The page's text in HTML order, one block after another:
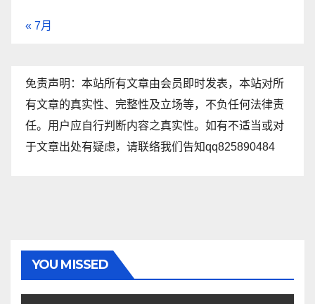
« 7月
免责声明：本站所有文章由会员即时发表，本站对所
有文章的真实性、完整性及立场等，不负任何法律责
任。用户应自行判断内容之真实性。如有不适当或对
于文章出处有疑虑，请联络我们告知qq825890484
YOU MISSED